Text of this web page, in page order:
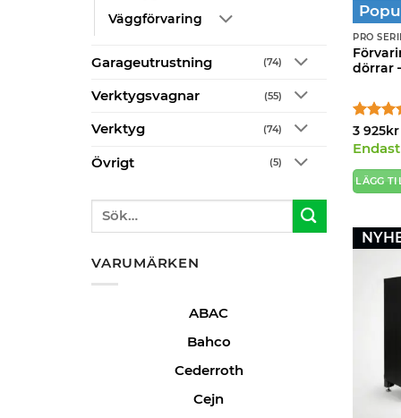
Väggförvaring
Garageutrustning (74)
Verktygsvagnar (55)
Verktyg (74)
Övrigt (5)
Sök
VARUMÄRKEN
ABAC
Bahco
Cederroth
Cejn
PRO
dörrar
4.8av
3 925kr
LÄGG